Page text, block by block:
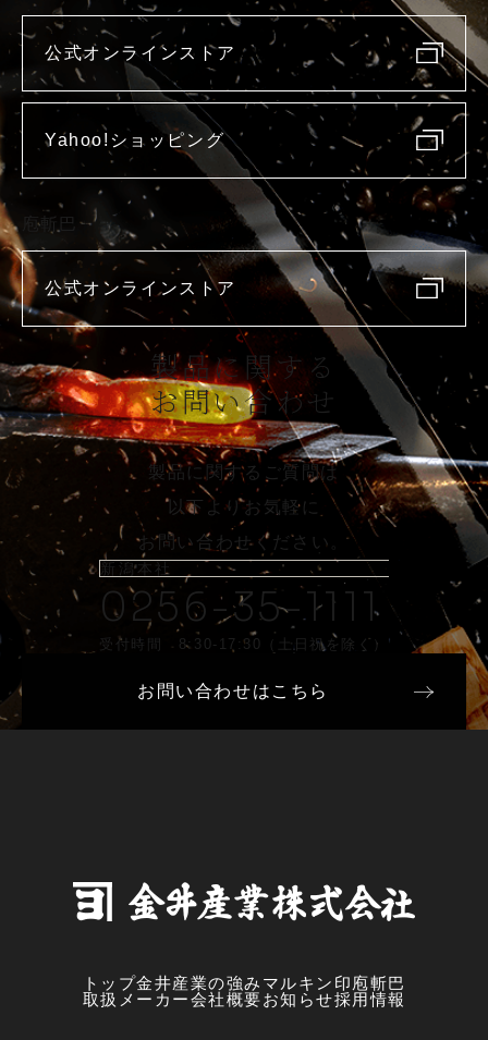
公式オンラインストア
Yahoo!ショッピング
庖斬巴
公式オンラインストア
製品に関する
お問い合わせ
製品に関するご質問は
以下よりお気軽に
お問い合わせください。
新潟本社
0256-35-1111
受付時間 8:30-17:30（土日祝を除く）
お問い合わせはこちら
トップ金井産業の強み マルキン印 庖斬巴
取扱メーカー会社概要お知らせ採用情報